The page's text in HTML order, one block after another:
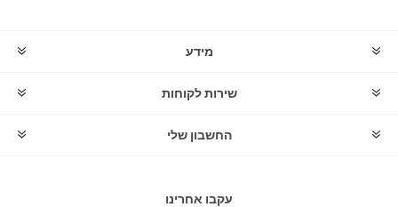
מידע
שירות לקוחות
החשבון שלי
עקבו אחרינו